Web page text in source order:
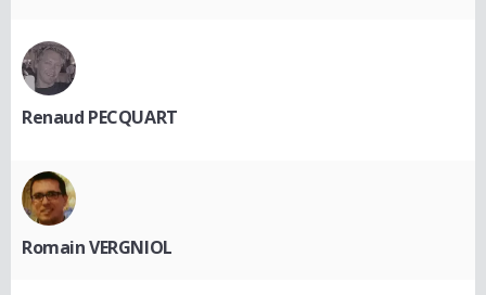
Renaud PECQUART
Romain VERGNIOL